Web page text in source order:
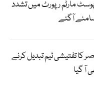
مارٹم رپورٹ میں تشدد
آگئے
کا تفتیشی ٹیم تبدیل کرنے
آ گیا